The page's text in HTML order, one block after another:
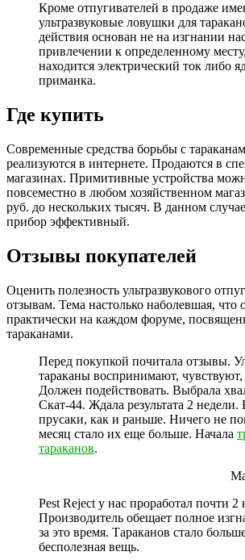
Кроме отпугивателей в продаже
ультразвуковые ловушки для
действия основан не на изгнании
привлечении к определенному
находится электрический ток либо
приманка.
Где купить
Современные средства борьбы с
реализуются в интернете. Продаются в
магазинах. Примитивные устройства
повсеместно в любом хозяйственном
руб. до нескольких тысяч. В данном
прибор эффективный.
Отзывы покупателей
Оценить полезность ультразвукового
отзывам. Тема настолько наболевшая, что
практически на каждом форуме,
тараканами.
Перед покупкой почитала отзывы.
тараканы воспринимают, чувствуют,
Должен подействовать. Выбрала
Скат-44. Ждала результата 2 недели.
прусаки, как и раньше. Ничего не
месяц стало их еще больше. Начала
тараканов.
Pest Reject у нас проработал почти 2
Производитель обещает полное
за это время. Тараканов стало
бесполезная вещь.